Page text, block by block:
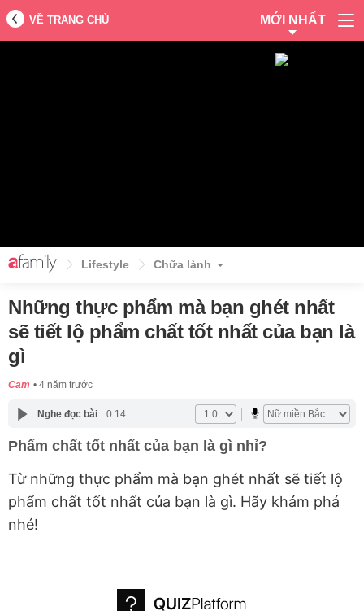
VỀ TRANG CHỦ MỚI NHẤT
Lifestyle Chữa lành
Những thực phẩm mà bạn ghét nhất
sẽ tiết lộ phẩm chất tốt nhất của bạn là
gì
Cam 4 năm trước
Nghe đọc bài 0:14
Phẩm chất tốt nhất của bạn là gì nhỉ?
Từ những thực phẩm mà bạn ghét nhất sẽ tiết lộ
phẩm chất tốt nhất của bạn là gì. Hãy khám phá
nhé!